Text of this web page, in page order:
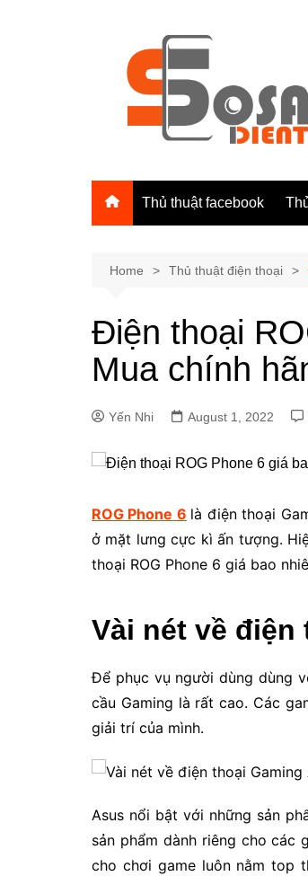
Thủ thuật facebook
Home Thủ thuật điện thoại
Điện thoại
Mua chính
Yến Nhi August 1, 2022
ROG Phone 6 là điện thoại
ở mặt lưng cực kì ấn tượng.
thoại ROG Phone 6 giá bao
Vài nét về điện
Để phục vụ người dùng dùng
cầu Gaming là rất cao. Các
giải trí của mình.
Asus nổi bật với những sản
sản phẩm dành riêng cho các
cho chơi game luôn nằm top